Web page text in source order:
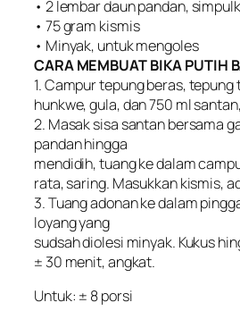
• 2 lembar daun pandan,
• 75 gram kismis
• Minyak, untuk mengoles
CARA MEMBUAT BIKA PUTIH
1. Campur tepung beras,
hunkwe, gula, dan 750 ml
2. Masak sisa santan bersama
pandan hingga
mendidih, tuang ke dalam
rata, saring. Masukkan kismis,
3. Tuang adonan ke dalam
loyang yang
sudsah diolesi minyak. Kukus
± 30 menit, angkat.
Untuk: ± 8 porsi